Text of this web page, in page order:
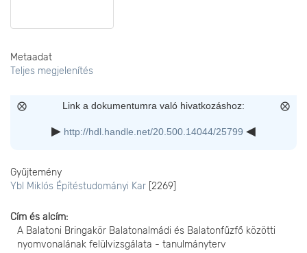
Metaadat
Teljes megjelenítés
Link a dokumentumra való hivatkozáshoz:
http://hdl.handle.net/20.500.14044/25799
Gyűjtemény
Ybl Miklós Építéstudományi Kar [2269]
Cím és alcím
A Balatoni Bringakör Balatonalmádi és Balatonfűzfő közötti
nyomvonalának felülvizsgálata - tanulmányterv